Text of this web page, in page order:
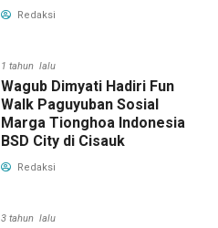
Redaksi
1 tahun lalu
Wagub Dimyati Hadiri Fun
Walk Paguyuban Sosial
Marga Tionghoa Indonesia
BSD City di Cisauk
Redaksi
3 tahun lalu